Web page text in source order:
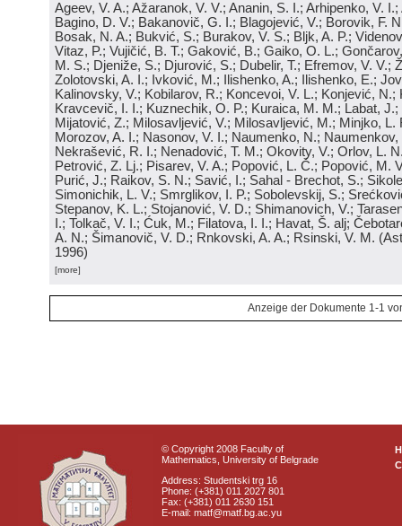
Ageev, V. A.; Ažaranok, V. V.; Ananin, S. I.; Arhipenko, V.
Bagino, D. V.; Bakanovič, G. I.; Blagojević, V.; Borovik, F.
Bosak, N. A.; Bukvić, S.; Burakov, V. S.; Bljk, A. P.;
Vitaz, P.; Vujičić, B. T.; Gaković, B.; Gaiko, O. L.;
M. S.; Djeniže, S.; Djurović, S.; Dubelir, T.; Efremov, V. V.;
Zolotovski, A. I.; Ivković, M.; Ilishenko, A.; Ilishenko, E.;
Kalinovsky, V.; Kobilarov, R.; Koncevoi, V. L.; Konjević, N.;
Kravcevič, I. I.; Kuznechik, O. P.; Kuraica, M. M.; Labat,
Mijatović, Z.; Milosavljević, V.; Milosavljević, M.; Minjko, L.
Morozov, A. I.; Nasonov, V. I.; Naumenko, N.; Naumenkov,
Nekrašević, R. I.; Nenadović, T. M.; Okovity, V.; Orlov, L.
Petrović, Z. Lj.; Pisarev, V. A.; Popović, L. Č.; Popović, M.
Purić, J.; Raikov, S. N.; Savić, I.; Sahal - Brechot, S.;
Simonichik, L. V.; Smrglikov, I. P.; Sobolevskij, S.;
Stepanov, K. L.; Stojanović, V. D.; Shimanovich, V.;
I.; Tolkač, V. I.; Ćuk, M.; Filatova, I. I.; Havat, Š. alj;
A. N.; Šimanovič, V. D.; Rnkovski, A. A.; Rsinski, V. M. (
1996)
[more]
Anzeige der Dokumente 1-1
© Copyright 2008 Faculty of
Mathematics, University of Belgrade
Address: Studentski trg 16
Phone: (+381) 011 2027 801
Fax: (+381) 011 2630 151
E-mail: matf@matf.bg.ac.yu